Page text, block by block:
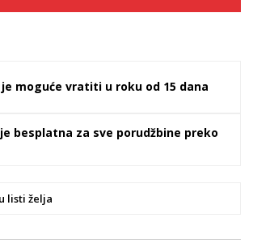
moguće vratiti u roku od 15 dana
besplatna za sve porudžbine preko
listi želja